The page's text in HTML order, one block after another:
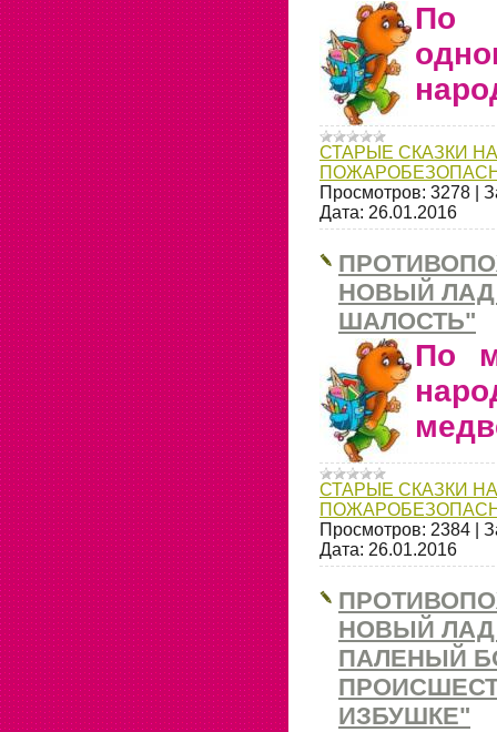
По
СТАРЫЕ СКАЗКИ
Просмотров: 3278
Дата: 26.01.2016
НОВЫЙ ЛАД
ШАЛОСТЬ"
По
СТАРЫЕ СКАЗКИ
Просмотров: 2384
Дата: 26.01.2016
НОВЫЙ ЛАД
ПАЛЕНЫЙ
ИЗБУШКЕ"